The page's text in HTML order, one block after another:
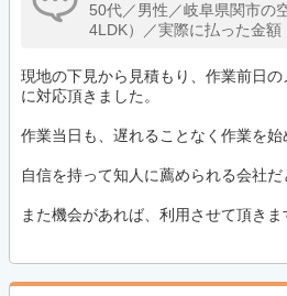
50代／男性／岐阜県関市の
4LDK）／実際に払った金額
現地の下見から見積もり、作業前日
に対応頂きました。
作業当日も、遅れることなく作業を始
自信を持って知人に薦められる会社だ
また機会があれば、利用させて頂きま